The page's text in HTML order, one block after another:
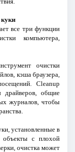
все три функции
компьютера,
очистки
кэша браузера,
Cleanup
драйверов, общие
журналов, чтобы
установленные в
объекты с плохой
очистка может